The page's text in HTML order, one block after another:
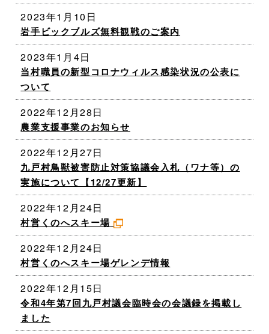
2023年1月10日
岩手ビックブルズ無料観戦のご案内
2023年1月4日
当村職員の新型コロナウィルス感染状況の公表に
ついて
2022年12月28日
農業支援事業のお知らせ
2022年12月27日
九戸村鳥獣被害防止対策協議会入札（ワナ等）の
実施について【12/27更新】
2022年12月24日
村営くのへスキー場
2022年12月24日
村営くのへスキー場ゲレンデ情報
2022年12月15日
令和4年第7回九戸村議会臨時会の会議録を掲載し
ました